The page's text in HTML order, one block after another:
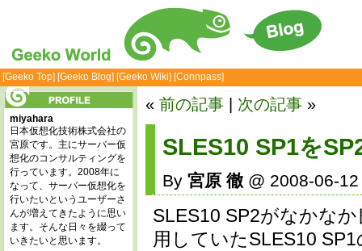
[Geeko Top] [Geeko Blog] [Geeko Wiki] [Connpass]
« 前の記事 次の記事 »
SLES10 SP1を
By 宮原 徹@ 2008-06-12
SLES10 SP2がなかな
用していたSLES10
miyahara
日本仮想化技術株式会社の
宮原です。主にサーバー仮
想化のコンサルティングを
行っています。2008年に
なって、サーバー仮想化を
行いたいというユーザーさ
んが増えてきたように思い
ます。そんな日々を綴って
いきたいと思います。